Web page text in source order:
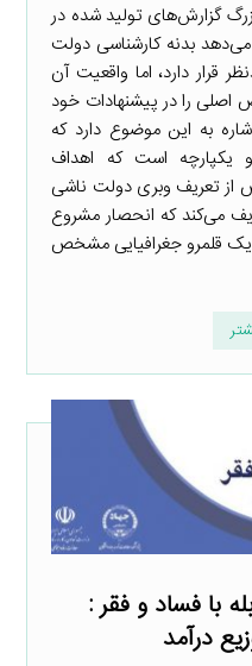
گزارش‌های تولید شده در
بدنه کارشناسی دولت
قرار دارد، اما واقعیت آن
را در پیشنهادات خود
به این موضوع دارد که
است که اهداف
از تعریف وبری دولت ناشی
می‌کند که انحصار مشروع
یک قلمرو جغرافیایی مشخص
شماره ۲۸ مقابله با فساد و فقر :
درآمد